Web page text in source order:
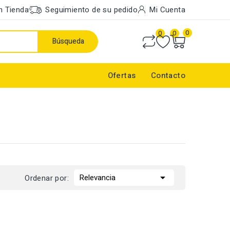
Tienda Seguimiento de su pedido Mi Cuenta
Búsqueda
0 0 0
Ofertas Contacto
Ordenar por: Relevancia 